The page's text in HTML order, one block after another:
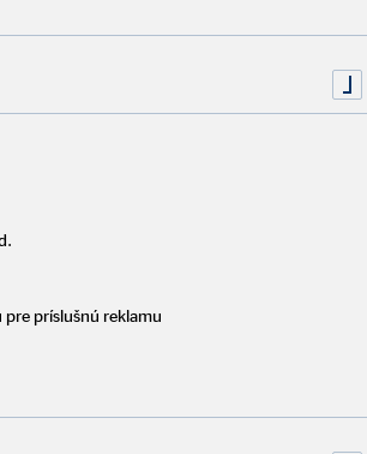
OVB Skalica
*
*
príslušnú reklamu